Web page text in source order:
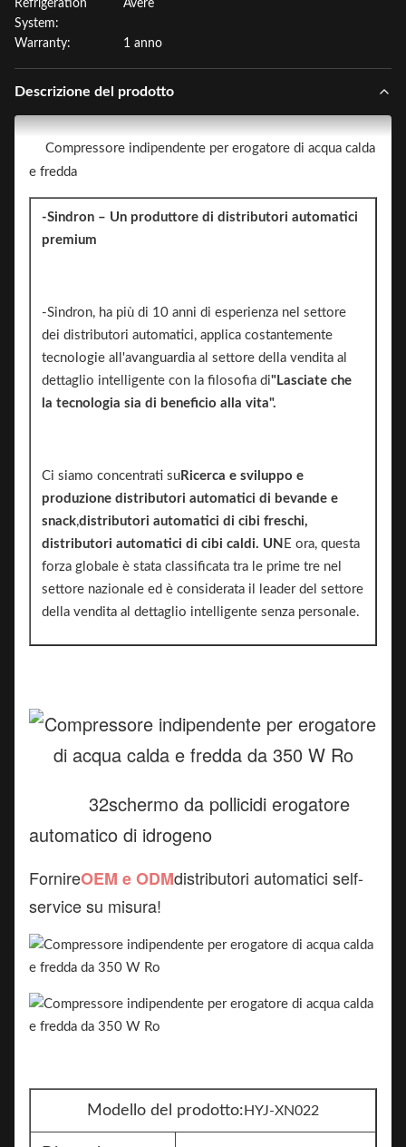
Refrigeration
System:
Avere
Warranty: 1 anno
Descrizione del prodotto
Compressore indipendente per erogatore di acqua calda
e fredda
-Sindron – Un produttore di distributori automatici
premium
-Sindron, ha più di 10 anni di esperienza nel settore
dei distributori automatici, applica costantemente
tecnologie all'avanguardia al settore della vendita al
dettaglio intelligente con la filosofia di"Lasciate che
la tecnologia sia di beneficio alla vita".
Ci siamo concentrati su Ricerca e sviluppo e
produzione distributori automatici di bevande e
snack,distributori automatici di cibi freschi,
distributori automatici di cibi caldi. UN E ora, questa
forza globale è stata classificata tra le prime tre nel
settore nazionale ed è considerata il leader del settore
della vendita al dettaglio intelligente senza personale.
32schermo da pollicidi erogatore
automatico di idrogeno
FornireOEM e ODMdistributori automatici self-
service su misura!
Modello del prodotto:HYJ-XN022